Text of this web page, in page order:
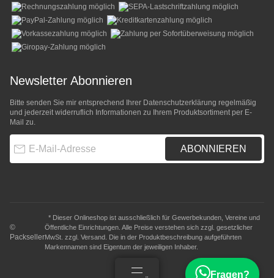
Newsletter Abonnieren
Bitte senden Sie mir entsprechend Ihrer Datenschutzerklärung regelmäßig
und jederzeit widerruflich Informationen zu Ihrem Produktsortiment per E-
Mail zu.
ABONNIEREN
©
Packseller
* Dieser Onlineshop ist ausschließlich für Gewerbekunden, Vereine und
Öffentliche Einrichtungen. Alle Preise verstehen sich zzgl. gesetzlicher
MwSt. zzgl. Versand . Die in der Produktbeschreibung aufgeführten
Markennamen sind Eigentum der jeweiligen Inhaber.
Fragen?